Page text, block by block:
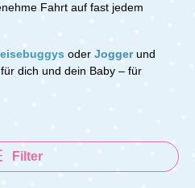
Fahrt auf fast jedem
oder Joggerund
dich und dein Baby – für
Filter